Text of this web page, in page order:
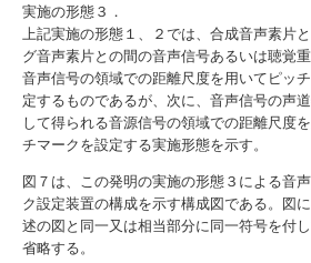
実施の形態３．
上記実施の形態１、２では、合成音声素片
グ音声素片との間の音声信号あるいは聴覚
音声信号の領域での距離尺度を用いてピッ
定するものであるが、次に、音声信号の声
して得られる音源信号の領域での距離尺度
チマークを設定する実施形態を示す。
図７は、この発明の実施の形態３による音
ク設定装置の構成を示す構成図である。図
述の図と同一又は相当部分に同一符号を付
省略する。